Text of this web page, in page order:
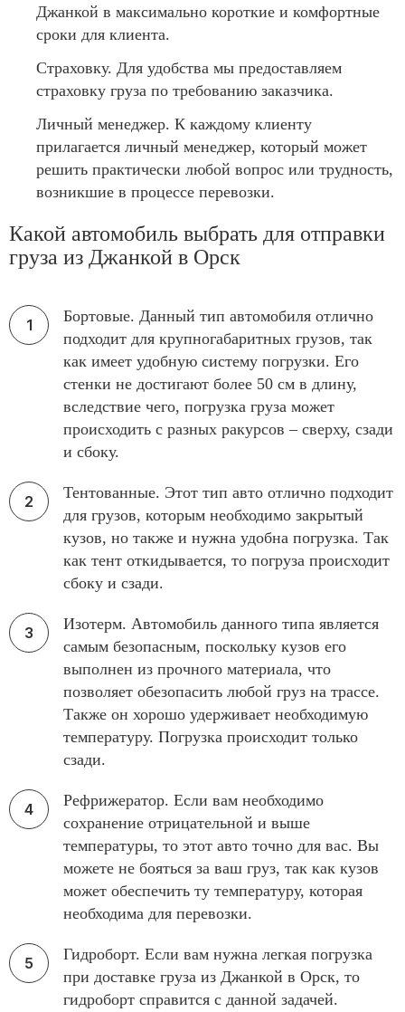
Джанкой в максимально короткие и комфортные
сроки для клиента.
Страховку. Для удобства мы предоставляем
страховку груза по требованию заказчика.
Личный менеджер. К каждому клиенту
прилагается личный менеджер, который может
решить практически любой вопрос или трудность,
возникшие в процессе перевозки.
Какой автомобиль выбрать для отправки
груза из Джанкой в Орск
Бортовые. Данный тип автомобиля отлично
подходит для крупногабаритных грузов, так
как имеет удобную систему погрузки. Его
стенки не достигают более 50 см в длину,
вследствие чего, погрузка груза может
происходить с разных ракурсов – сверху, сзади
и сбоку.
Тентованные. Этот тип авто отлично подходит
для грузов, которым необходимо закрытый
кузов, но также и нужна удобна погрузка. Так
как тент откидывается, то погруза происходит
сбоку и сзади.
Изотерм. Автомобиль данного типа является
самым безопасным, поскольку кузов его
выполнен из прочного материала, что
позволяет обезопасить любой груз на трассе.
Также он хорошо удерживает необходимую
температуру. Погрузка происходит только
сзади.
Рефрижератор. Если вам необходимо
сохранение отрицательной и выше
температуры, то этот авто точно для вас. Вы
можете не бояться за ваш груз, так как кузов
может обеспечить ту температуру, которая
необходима для перевозки.
Гидроборт. Если вам нужна легкая погрузка
при доставке груза из Джанкой в Орск, то
гидроборт справится с данной задачей.